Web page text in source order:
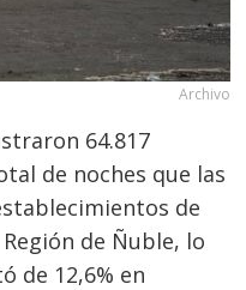
Archivo
64.817
de noches que las
de
de Ñuble, lo
de 12,6% en